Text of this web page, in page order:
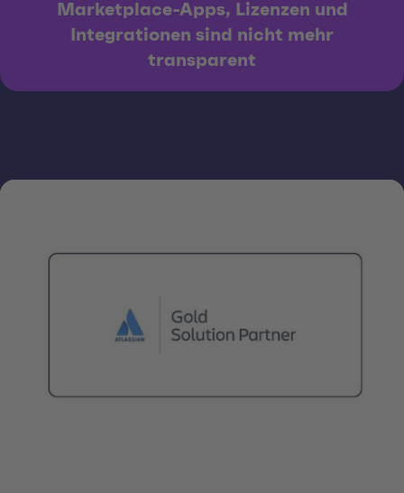
Marketplace-Apps, Lizenzen und
Integrationen sind nicht mehr
transparent